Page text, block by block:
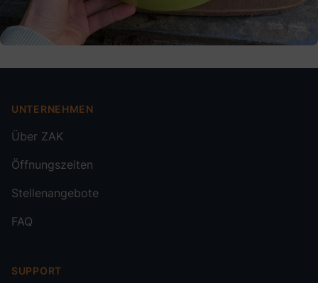
UNTERNEHMEN
Über ZAK
Öffnungszeiten
Stellenangebote
FAQ
SUPPORT